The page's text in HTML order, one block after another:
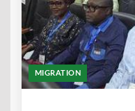
MIGRATION